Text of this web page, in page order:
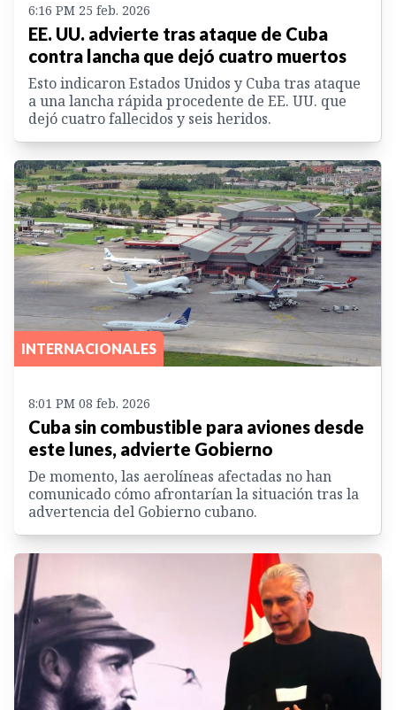
6:16 PM 25 feb. 2026
EE. UU. advierte tras ataque de Cuba
contra lancha que dejó cuatro muertos
Esto indicaron Estados Unidos y Cuba tras ataque
a una lancha rápida procedente de EE. UU. que
dejó cuatro fallecidos y seis heridos.
INTERNACIONALES
8:01 PM 08 feb. 2026
Cuba sin combustible para aviones desde
este lunes, advierte Gobierno
De momento, las aerolíneas afectadas no han
comunicado cómo afrontarían la situación tras la
advertencia del Gobierno cubano.